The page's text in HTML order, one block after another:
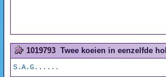
1019793 Twee koeien in eenzelfde
S.A.G......